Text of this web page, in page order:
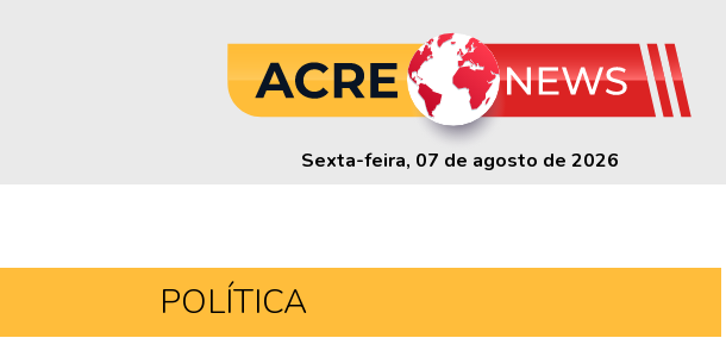
Sexta-feira, 07 de agosto de 2026
POLÍTICA